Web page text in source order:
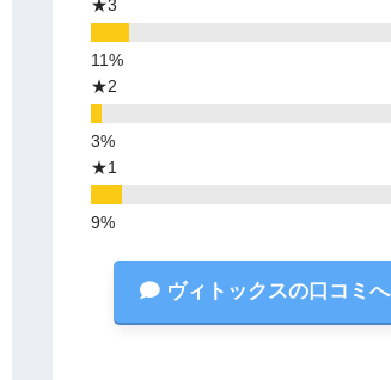
★3
★2
★1
ヴィトックスの口コミへ